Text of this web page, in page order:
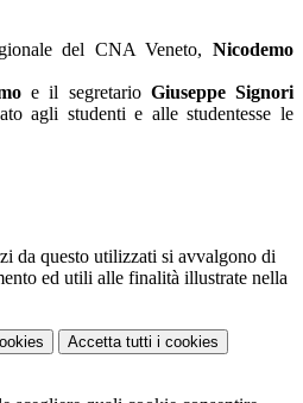
del CNA Veneto, Nicodemo
e il segretario Giuseppe Signori
agli studenti e alle studentesse le
da questo utilizzati si avvalgono di
ed utili alle finalità illustrate nella
Accetta tutti i cookies